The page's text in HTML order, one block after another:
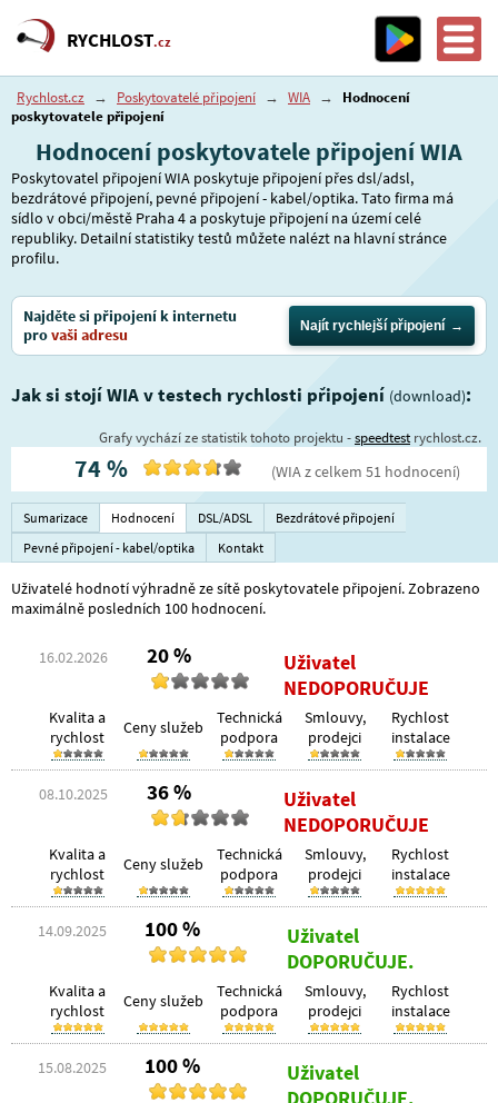
RYCHLOST.cz
Rychlost.cz → Poskytovatelé připojení → WIA →
Hodnocení
poskytovatele připojení
Hodnocení poskytovatele připojení WIA
Poskytovatel připojení WIA poskytuje připojení přes dsl/adsl,
bezdrátové připojení, pevné připojení - kabel/optika. Tato firma má
sídlo v obci/městě Praha 4 a poskytuje připojení na území celé
republiky. Detailní statistiky testů můžete nalézt na hlavní stránce
profilu.
Najděte si připojení k internetu
provaši adresu Najít rychlejší připojení
Jak si stojí WIA v testech rychlosti připojení (download):
Grafy vychází ze statistik tohoto projektu -speedtestrychlost.cz.
74 % (WIAz celkem 51 hodnocení)
Sumarizace Hodnocení DSL/ADSL
Bezdrátové připojení
Pevné připojení - kabel/optika
Kontakt
Uživatelé hodnotí výhradně ze sítě poskytovatele připojení. Zobrazeno
maximálně posledních 100 hodnocení.
16.02.2026 20 %
Uživatel
NEDOPORUČUJE
Kvalita a
rychlost
Ceny služeb
Technická
podpora
Smlouvy,
prodejci
Rychlost
instalace
08.10.2025 36 %
Uživatel
NEDOPORUČUJE
Kvalita a
rychlost
Ceny služeb
Technická
podpora
Smlouvy,
prodejci
Rychlost
instalace
14.09.2025 100 %
Uživatel
DOPORUČUJE.
Kvalita a
rychlost
Ceny služeb
Technická
podpora
Smlouvy,
prodejci
Rychlost
instalace
15.08.2025 100 %
Uživatel